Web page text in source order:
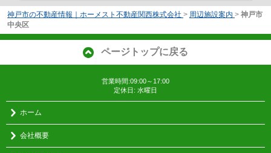
神戸市の不動産情報｜ホーメスト不動産関西株式会社 > 周辺施設案内 > 神戸市
中央区
ページトップに戻る
営業時間:09:00～17:00
定休日: 水曜日
ホーム
会社概要